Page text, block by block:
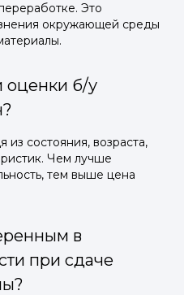
Это
окружающей среды
оценки б/у
состояния, возраста,
Чем лучше
тем выше цена
в
при сдаче